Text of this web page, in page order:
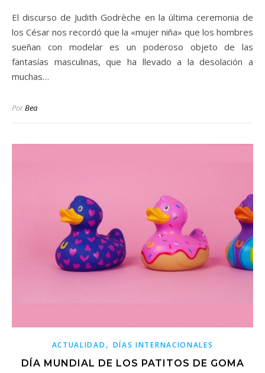
El discurso de Judith Godrèche en la última ceremonia de
los César nos recordó que la «mujer niña» que los hombres
sueñan con modelar es un poderoso objeto de las
fantasías masculinas, que ha llevado a la desolación a
muchas…
PorBea
ACTUALIDAD , DÍAS INTERNACIONALES
DÍA MUNDIAL DE LOS PATITOS DE GOMA